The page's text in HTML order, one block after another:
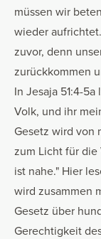
müssen wir
wieder
zuvor, denn
zurückkommen
In Jesaja 51:4-
Volk, und ihr
Gesetz wird von
zum Licht für
ist nahe." Hier
wird zusammen
Gesetz über
Gerechtigkeit